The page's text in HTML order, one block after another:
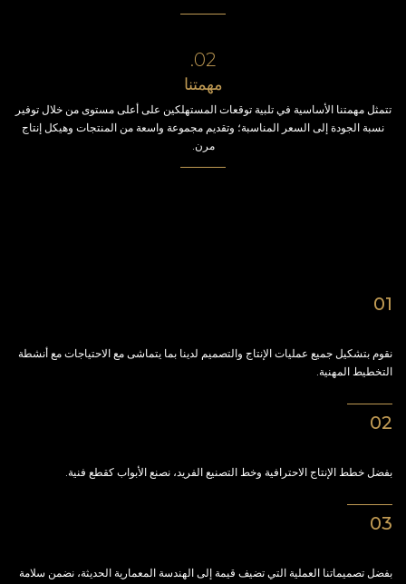
02.
مهمتنا
تتمثل مهمتنا الأساسية في تلبية توقعات المستهلكين على أعلى مستوى من خلال توفير
نسبة الجودة إلى السعر المناسبة؛ وتقديم مجموعة واسعة من المنتجات وهيكل إنتاج
مرن.
01
نقوم بتشكيل جميع عمليات الإنتاج والتصميم لدينا بما يتماشى مع الاحتياجات مع أنشطة
التخطيط المهنية.
02
بفضل خطط الإنتاج الاحترافية وخط التصنيع الفريد، نصنع الأبواب كقطع فنية.
03
بفضل تصميماتنا العملية التي تضيف قيمة إلى الهندسة المعمارية الحديثة، نضمن سلامة